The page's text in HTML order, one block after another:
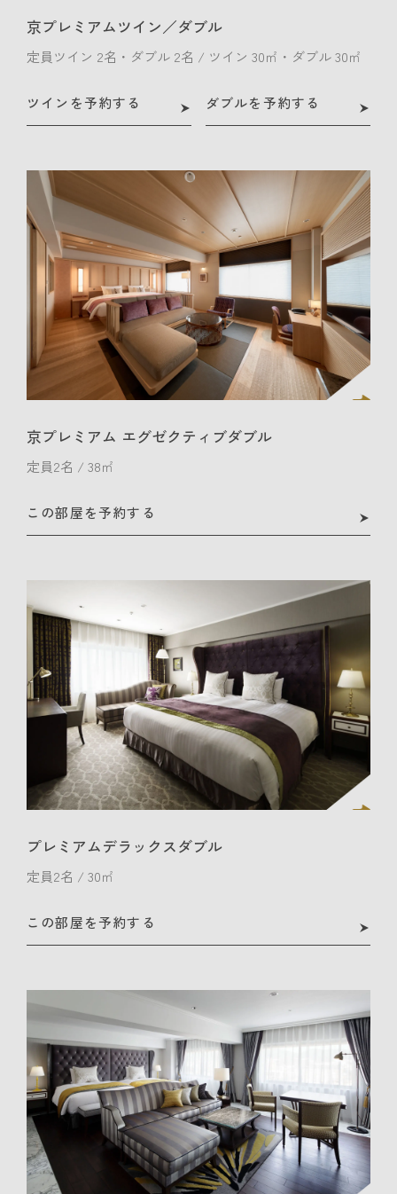
京プレミアムツイン／ダブル
定員ツイン 2名・ダブル 2名 / ツイン 30㎡・ダブル 30㎡
ツインを予約する ダブルを予約する
京プレミアム エグゼクティブダブル
定員2名 / 38㎡
この部屋を予約する
プレミアムデラックスダブル
定員2名 / 30㎡
この部屋を予約する